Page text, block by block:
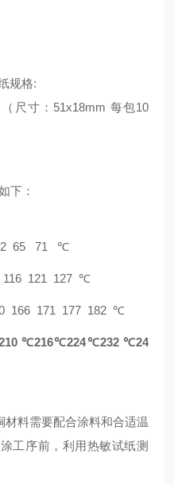
规格:
尺寸：51x18mm 每包10
下：
65 71 ℃
121 127 ℃
166 171 177 182 ℃
℃216℃224℃232 ℃24
材料需要配合涂料和合适温
工序前，利用热敏试纸测